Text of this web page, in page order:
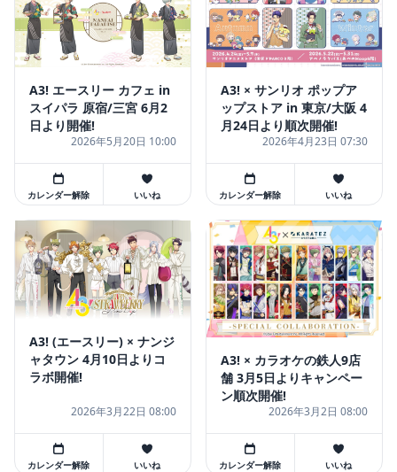
A3! エースリー カフェ in
スイパラ 原宿/三宮 6月2
日より開催!
2026年5月20日 10:00
カレンダー解除 いいね
A3! × サンリオ ポップア
ップストア in 東京/大阪 4
月24日より順次開催!
2026年4月23日 07:30
カレンダー解除 いいね
A3! (エースリー) × ナンジ
ャタウン 4月10日よりコ
ラボ開催!
2026年3月22日 08:00
カレンダー解除 いいね
A3! × カラオケの鉄人9店
舗 3月5日よりキャンペー
ン順次開催!
2026年3月2日 08:00
カレンダー解除 いいね